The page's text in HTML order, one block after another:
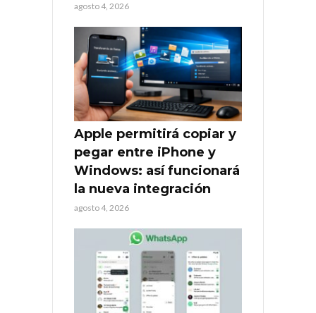
agosto 4, 2026
Apple permitirá copiar y
pegar entre iPhone y
Windows: así funcionará
la nueva integración
agosto 4, 2026